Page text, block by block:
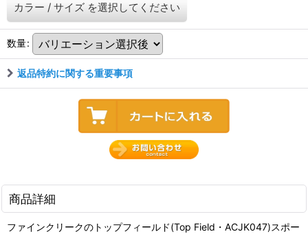
カラー / サイズ を選択してください
数量:
返品特約に関する重要事項
商品詳細
ファインクリークのトップフィールド(Top Field・ACJK047)スポー